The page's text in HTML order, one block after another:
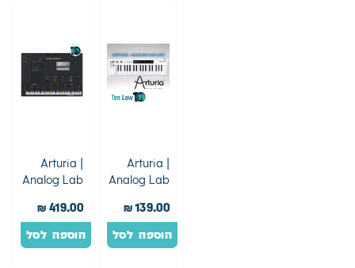
Arturia |
Analog Lab
₪139.00
הוספה לסל
Arturia |
Analog Lab
₪ 419.00
הוספה לסל